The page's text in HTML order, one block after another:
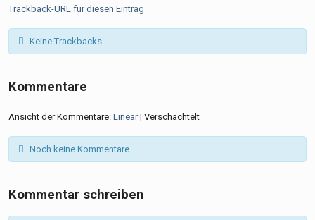
Trackback-URL für diesen Eintrag
Keine Trackbacks
Kommentare
Ansicht der Kommentare: Linear| Verschachtelt
Noch keine Kommentare
Kommentar schreiben